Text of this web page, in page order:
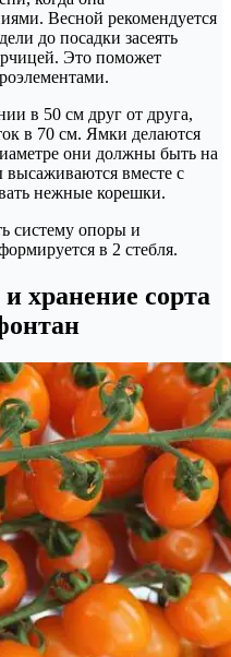
Весной рекомендуется
до посадки засеять
Это поможет
в 50 см друг от друга,
в 70 см. Ямки делаются
они должны быть на
вместе с
нежные корешки.
систему опоры и
в 2 стебля.
хранение сорта